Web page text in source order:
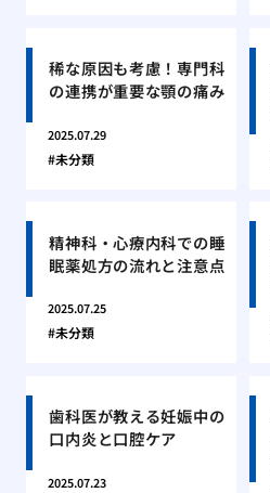
稀な原因も考慮！専門科
の連携が重要な顎の痛み
2025.07.29
未分類
精神科・心療内科での睡
眠薬処方の流れと注意点
2025.07.25
未分類
歯科医が教える妊娠中の
口内炎と口腔ケア
2025.07.23